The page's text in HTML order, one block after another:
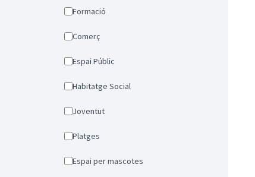
Formació
Comerç
Espai Públic
Habitatge Social
Joventut
Platges
Espai per mascotes